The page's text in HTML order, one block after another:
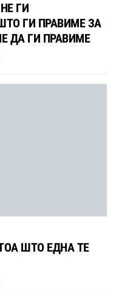
ГИ
ГИ ПРАВИМЕ ЗА
ДА ГИ ПРАВИМЕ
ШТО ЕДНА ТЕ